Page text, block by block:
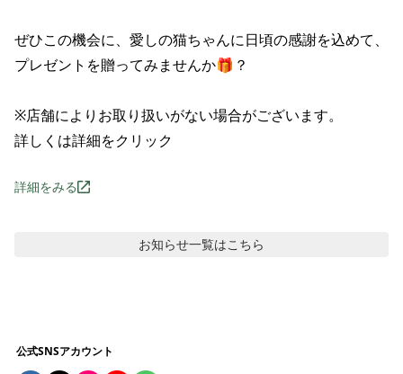
ぜひこの機会に、愛しの猫ちゃんに日頃の感謝を込めて、
プレゼントを贈ってみませんか🎁？
※店舗によりお取り扱いがない場合がございます。
詳しくは詳細をクリック
詳細をみる
お知らせ一覧はこちら
公式SNSアカウント